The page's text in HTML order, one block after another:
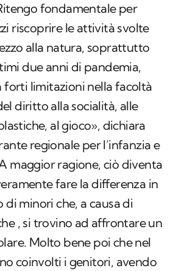
fondamentale per
riscoprire le attività svolte
alla natura, soprattutto
due anni di pandemia,
forti limitazioni nella facoltà
diritto alla socialità, alle
al gioco», dichiara
regionale per l’infanzia e
maggior ragione, ciò diventa
fare la differenza in
di minori che, a causa di
, si trovino ad affrontare un
Molto bene poi che nel
coinvolti i genitori, avendo